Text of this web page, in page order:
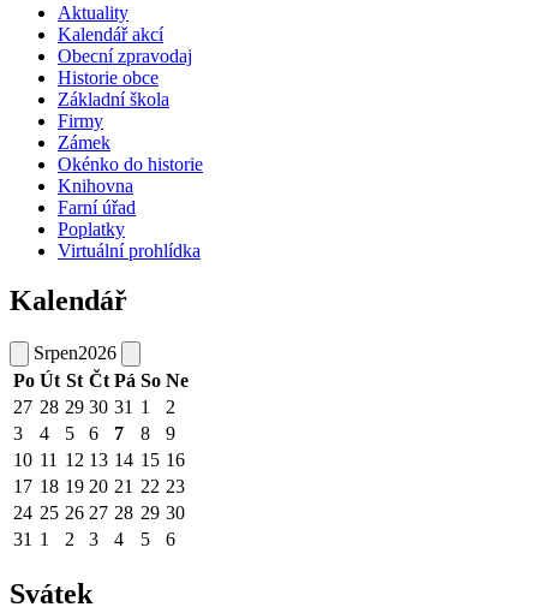
Aktuality
Kalendář akcí
Obecní zpravodaj
Historie obce
Základní škola
Firmy
Zámek
Okénko do historie
Knihovna
Farní úřad
Poplatky
Virtuální prohlídka
Kalendář
Srpen2026
Po Út St Čt Pá So Ne
27 28 29 30 31 1
2
3
4 5 6 7 8
9
10 11 12 13 14 15 16
17 18 19 20 21 22 23
24 25 26 27 28 29 30
31 1 2 3 4 5 6
Svátek